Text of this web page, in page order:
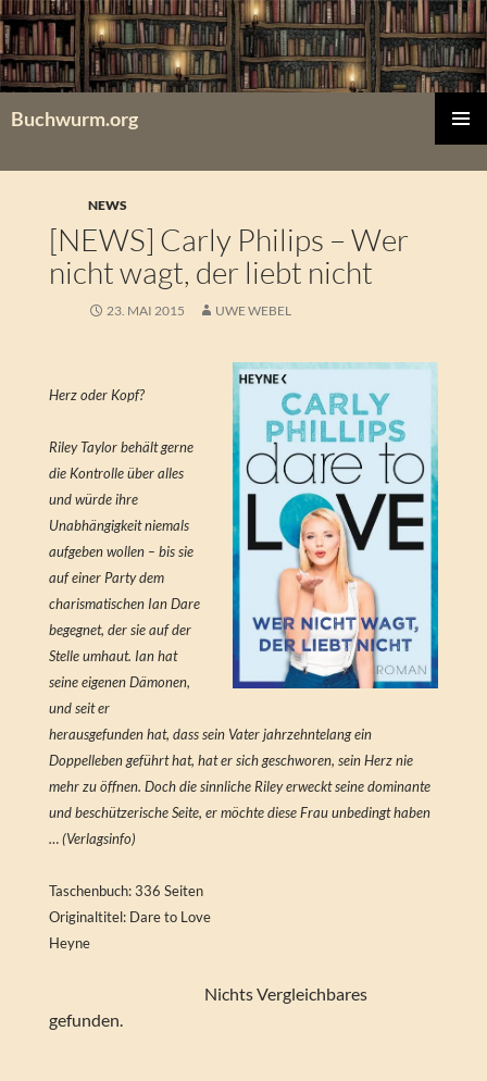
Zum
Inhalt
springen
Buchwurm.org
MENÜ
NEWS
[NEWS] Carly Philips – Wer
nicht wagt, der liebt nicht
23. MAI 2015 UWE WEBEL
Herz oder Kopf?
Riley Taylor behält gerne
die Kontrolle über alles
und würde ihre
Unabhängigkeit niemals
aufgeben wollen – bis sie
auf einer Party dem
charismatischen Ian Dare
begegnet, der sie auf der
Stelle umhaut. Ian hat
seine eigenen Dämonen,
und seit er
herausgefunden hat, dass sein Vater jahrzehntelang ein
Doppelleben geführt hat, hat er sich geschworen, sein Herz nie
mehr zu öffnen. Doch die sinnliche Riley erweckt seine dominante
und beschützerische Seite, er möchte diese Frau unbedingt haben
… (Verlagsinfo)
Taschenbuch: 336 Seiten
Originaltitel: Dare to Love
Heyne
Nichts Vergleichbares
gefunden.